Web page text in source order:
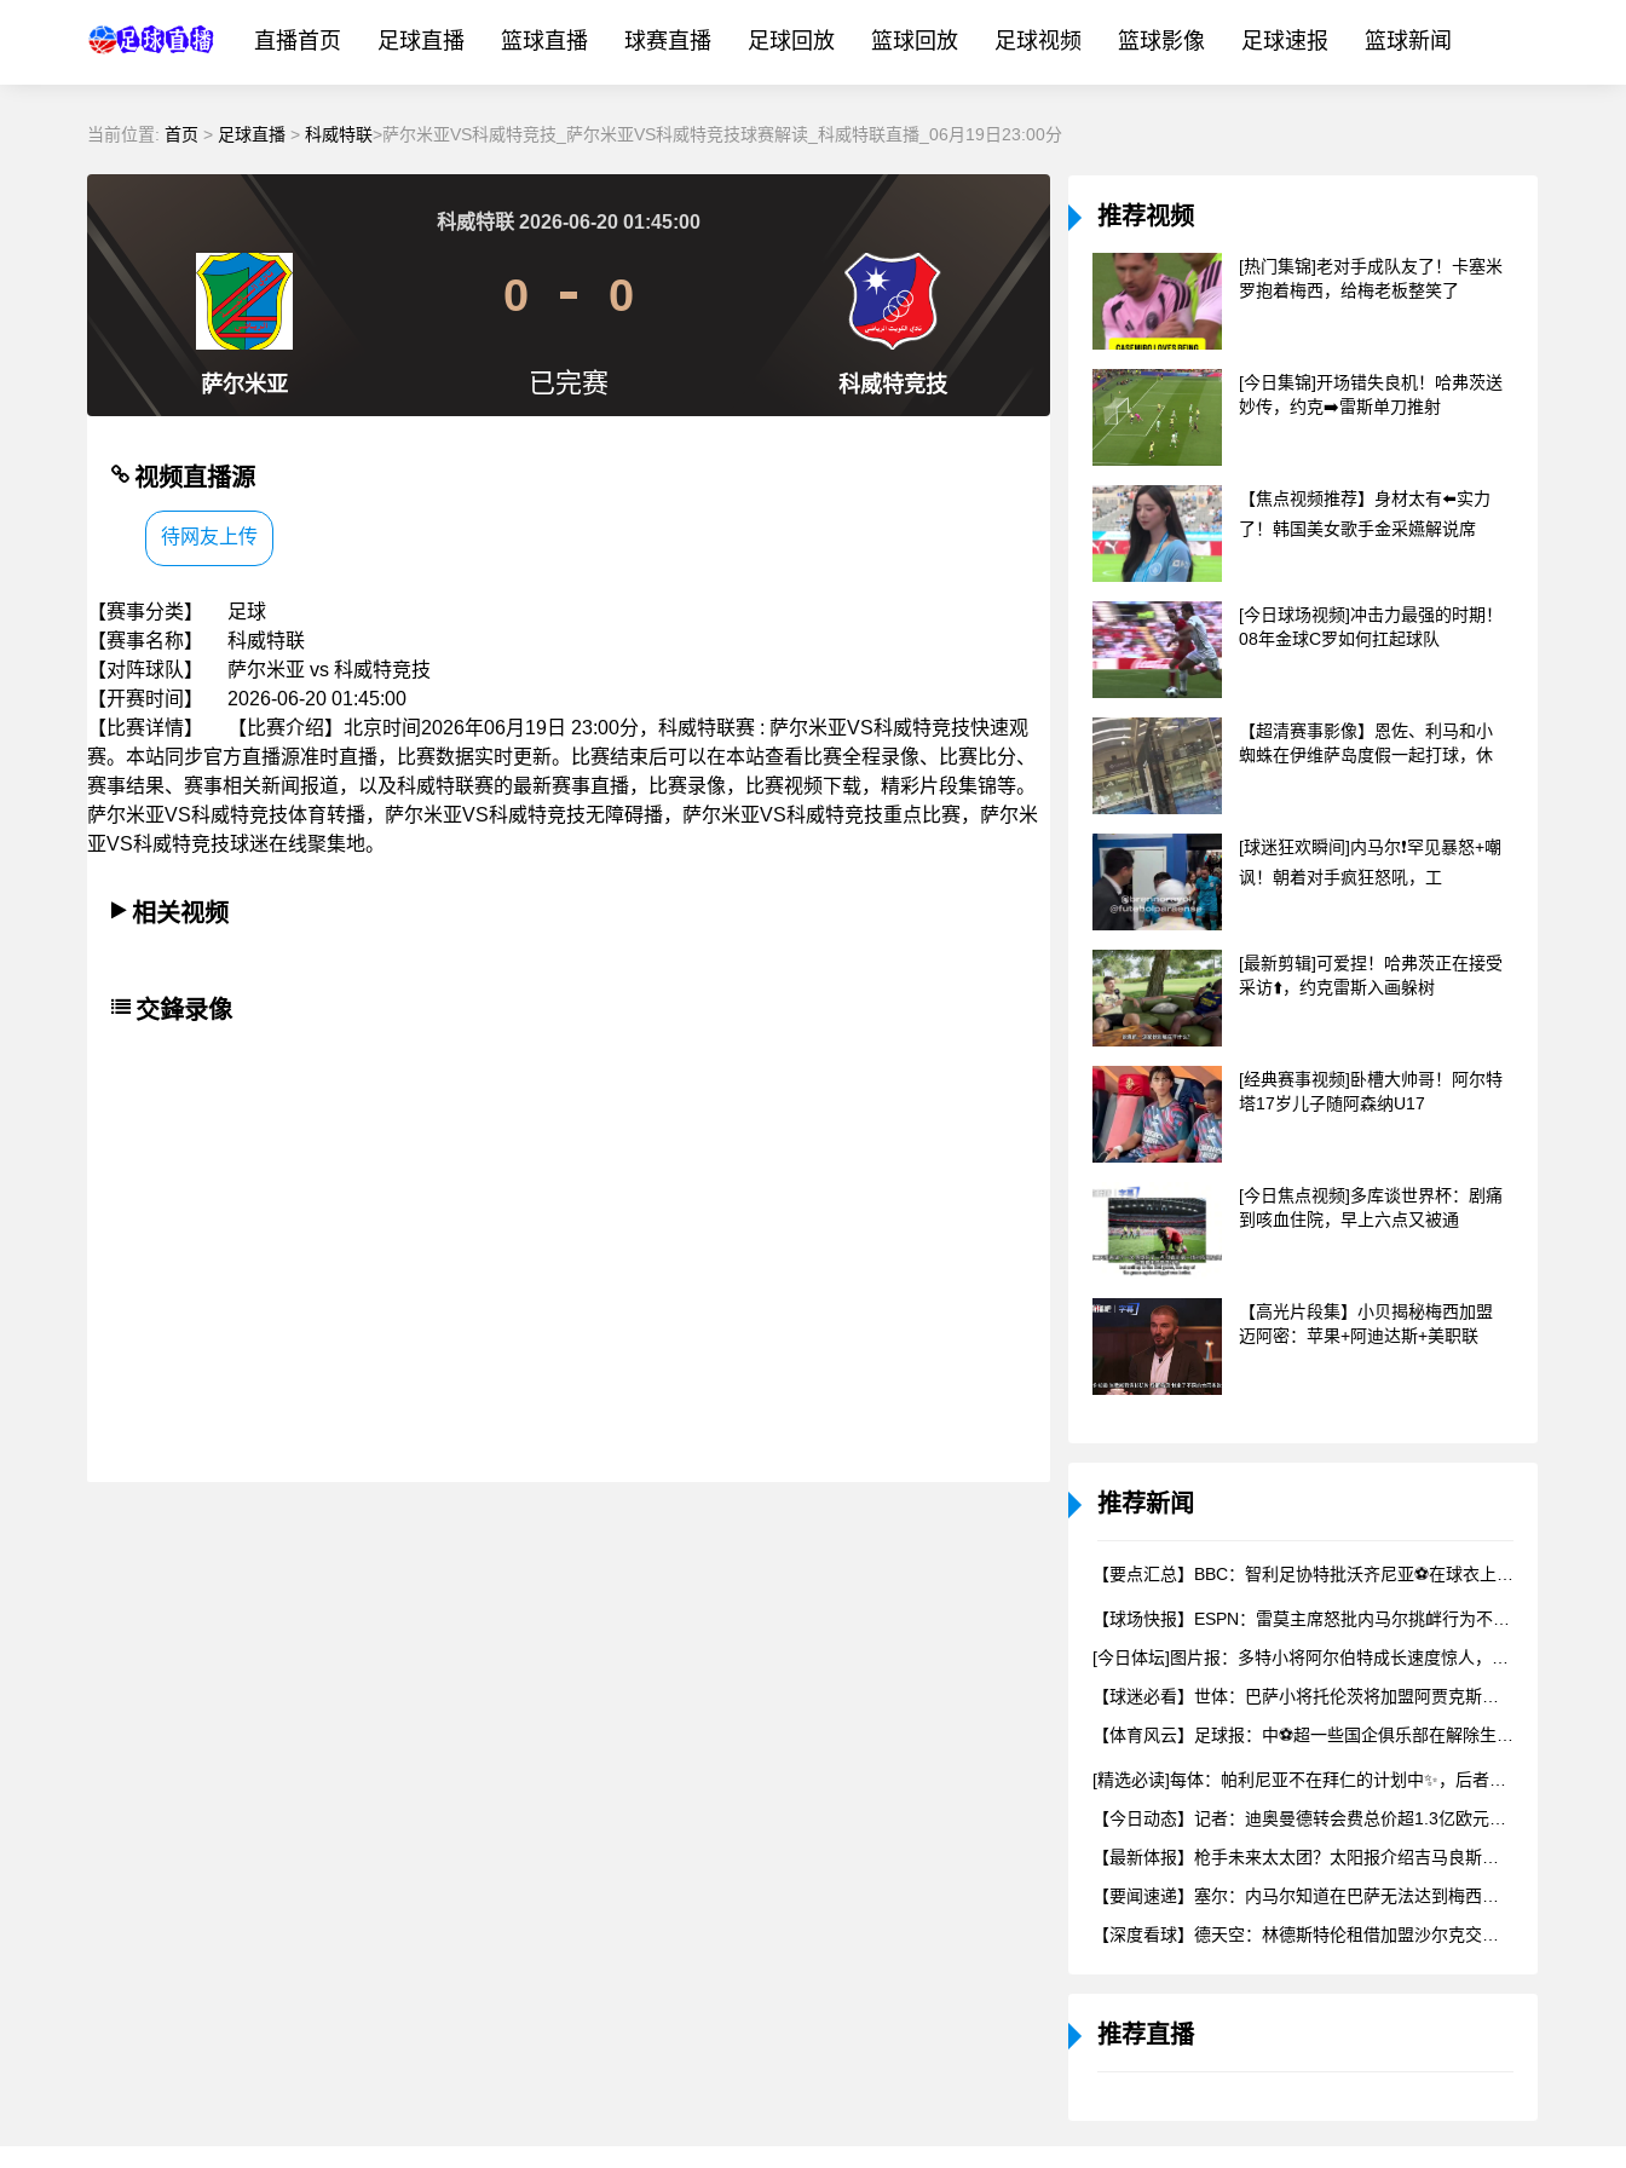
直播首页 足球直播 篮球直播 球赛直播 足球回放 篮球回放 足球视频 篮球影像 足球速报 篮球新闻
当前位置: 首页 > 足球直播 > 科威特联>萨尔米亚VS科威特竞技_萨尔米亚VS科威特竞技球赛解读_科威特联直播_06月19日23:00分
萨尔米亚 科威特竞技
科威特联 2026-06-20 01:45:00
0 0
已完赛
视频直播源
待网友上传
【赛事分类】
足球
【赛事名称】
科威特联
【对阵球队】
萨尔米亚 vs 科威特竞技
【开赛时间】
2026-06-20 01:45:00
【比赛详情】
【比赛介绍】北京时间2026年06月19日 23:00分，科威特联赛 : 萨尔米亚VS科威特竞技快速观
赛。本站同步官方直播源准时直播，比赛数据实时更新。比赛结束后可以在本站查看比赛全程录像、比赛比分、
赛事结果、赛事相关新闻报道，以及科威特联赛的最新赛事直播，比赛录像，比赛视频下载，精彩片段集锦等。
萨尔米亚VS科威特竞技体育转播，萨尔米亚VS科威特竞技无障碍播，萨尔米亚VS科威特竞技重点比赛，萨尔米
亚VS科威特竞技球迷在线聚集地。
相关视频
交鋒录像
推荐视频
[热门集锦]老对手成队友了！卡塞米
罗抱着梅西，给梅老板整笑了
[今日集锦]开场错失良机！哈弗茨送
妙传，约克➡️雷斯单刀推射
【焦点视频推荐】身材太有⬅️实力
了！韩国美女歌手金采嬿解说席
[今日球场视频]冲击力最强的时期！
08年金球C罗如何扛起球队
【超清赛事影像】恩佐、利马和小
蜘蛛在伊维萨岛度假一起打球，休
[球迷狂欢瞬间]内马尔❗罕见暴怒+嘲
讽！朝着对手疯狂怒吼，工
[最新剪辑]可爱捏！哈弗茨正在接受
采访⬆️，约克雷斯入画躲树
[经典赛事视频]卧槽大帅哥！阿尔特
塔17岁儿子随阿森纳U17
[今日焦点视频]多库谈世界杯：剧痛
到咳血住院，早上六点又被通
【高光片段集】小贝揭秘梅西加盟
迈阿密：苹果+阿迪达斯+美职联
推荐新闻
推荐直播